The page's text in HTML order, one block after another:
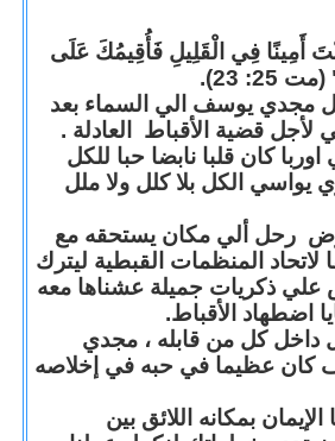
أَمِينًا فِي الْقَلِيلِ فَأُقِيمُكَ عَلَى
23).
مجدي يوسف الي السماء بعد
قضية الأقباط العادلة .
كان قلبا نابضا حبا للكل
يواسي الكل بلا كلل ولا ملل
رحل ألي مكان يستحقه مع
المنظمات القبطية ليترك
علي ذكريات جميلة عشناها معه
اضطهاد الأقباط.
داخل كل من قابله ، مجدي
عظيما في حبه في إخلاصه
بمكانه اللائق بين